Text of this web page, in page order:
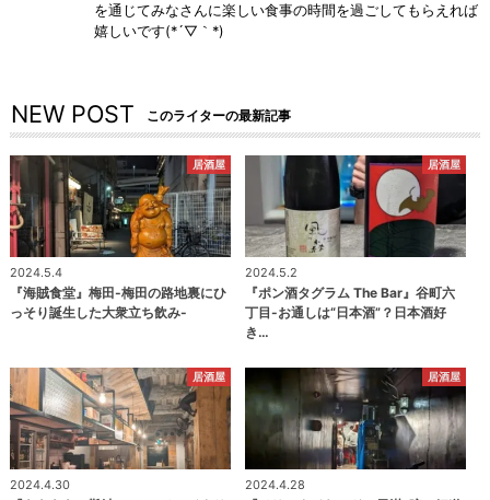
を通じてみなさんに楽しい食事の時間を過ごしてもらえれば
嬉しいです(*´▽｀*)
NEW POST このライターの最新記事
居酒屋
2024.5.4
『海賊食堂』梅田-梅田の路地裏にひ
っそり誕生した大衆立ち飲み-
居酒屋
2024.5.2
『ポン酒タグラム The Bar』谷町六
丁目-お通しは“日本酒”？日本酒好
き…
居酒屋
2024.4.30
居酒屋
2024.4.28